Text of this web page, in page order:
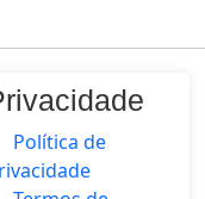
Política de